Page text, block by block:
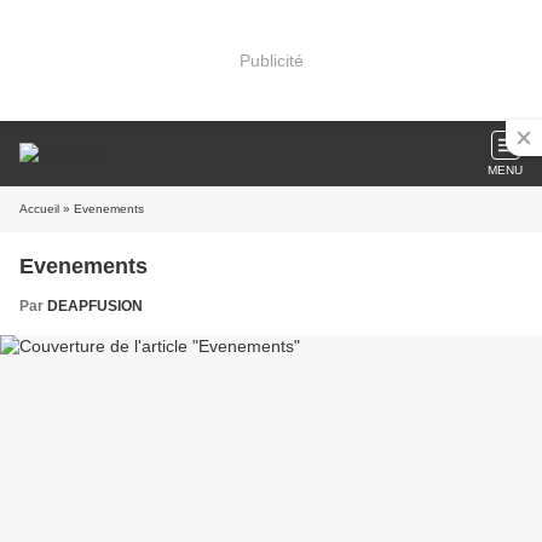
Publicité
MENU
Accueil » Evenements
Evenements
Par DEAPFUSION